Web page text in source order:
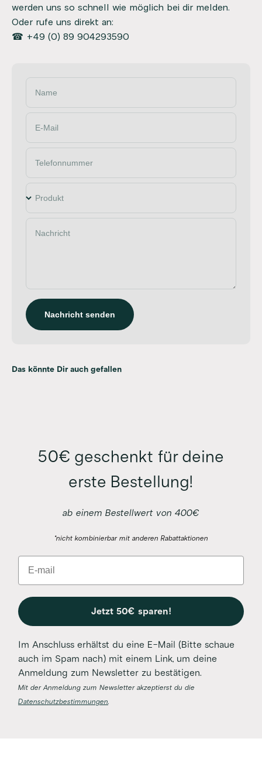
werden uns so schnell wie möglich bei dir melden.
Oder rufe uns direkt an:
☎ +49 (0) 89 904293590
Name
E-Mail
Telefonnummer
Produkt
Nachricht
Nachricht senden
50€ geschenkt für deine
erste Bestellung!
ab einem Bestellwert von 400€
*nicht kombinierbar mit anderen Rabattaktionen
Email
Jetzt 50€ sparen!
Im Anschluss erhältst du eine E-Mail (Bitte schaue
auch im Spam nach) mit einem Link, um deine
Anmeldung zum Newsletter zu bestätigen.
Mit der Anmeldung zum Newsletter akzeptierst du die
Datenschutzbestimmungen.